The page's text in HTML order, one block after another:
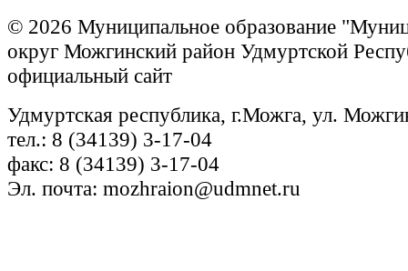
© 2026 Муниципальное образование
округ Можгинский район Удмуртской
официальный сайт
Удмуртская республика, г.Можга, ул.
тел.: 8 (34139) 3-17-04
факс: 8 (34139) 3-17-04
Эл. почта: mozhraion@udmnet.ru